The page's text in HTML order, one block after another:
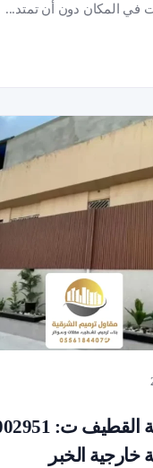
في المكان دون أن تمتد...
سواتر خشبية
الخبر